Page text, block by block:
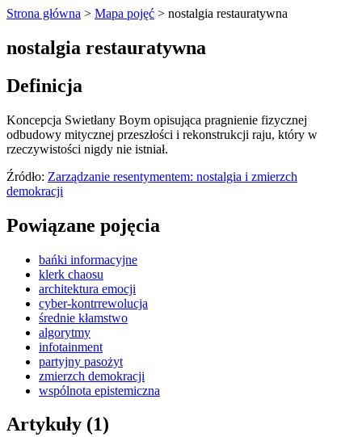
Strona główna > Mapa pojęć > nostalgia restauratywna
nostalgia restauratywna
Definicja
Koncepcja Swietłany Boym opisująca pragnienie fizycznej
odbudowy mitycznej przeszłości i rekonstrukcji raju, który w
rzeczywistości nigdy nie istniał.
Źródło: Zarządzanie resentymentem: nostalgia i zmierzch
demokracji
Powiązane pojęcia
bańki informacyjne
klerk chaosu
architektura emocji
cyber-kontrrewolucja
średnie kłamstwo
algorytmy
infotainment
partyjny pasożyt
zmierzch demokracji
wspólnota epistemiczna
Artykuły (1)